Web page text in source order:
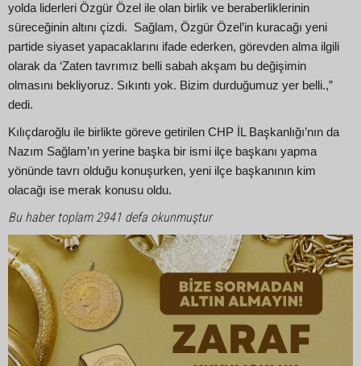
yolda liderleri Özgür Özel ile olan birlik ve beraberliklerinin
süreceğinin altını çizdi. Sağlam, Özgür Özel’in kuracağı yeni
partide siyaset yapacaklarını ifade ederken, görevden alma ilgili
olarak da ‘Zaten tavrımız belli sabah akşam bu değişimin
olmasını bekliyoruz. Sıkıntı yok. Bizim durduğumuz yer belli.,”
dedi.
Kılıçdaroğlu ile birlikte göreve getirilen CHP İL Başkanlığı’nın da
Nazım Sağlam’ın yerine başka bir ismi ilçe başkanı yapma
yönünde tavrı olduğu konuşurken, yeni ilçe başkanının kim
olacağı ise merak konusu oldu.
Bu haber toplam 2941 defa okunmuştur